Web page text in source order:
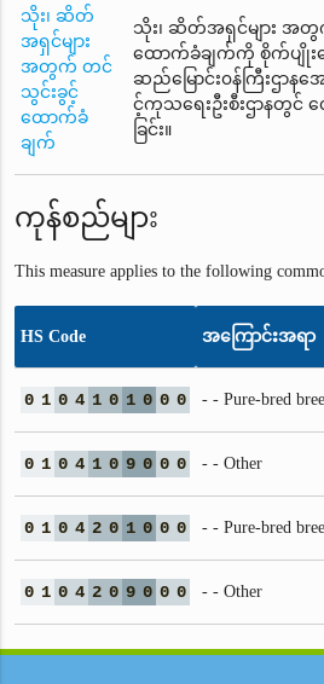
သိုး၊ ဆိတ်
အရှင်များ
အတွက် တင်
သွင်းခွင့်
ထောက်ခံ
ချက်
သိုး၊ ဆိတ်အရှင်များ အ
ထောက်ခံချက်ကို စိုက်ပျိုးရေ
ဆည်မြောင်း၀န်ကြီးဌာနအ
င့်ကုသရေးဦးစီးဌာနတွင်
ခြင်း။
ကုန်စည်များ
This measure applies to the following
HS Code အကြောင်းအရာ
0 1 0 4 1 0 1 0 0 0 - - Pure-bred
0 1 0 4 1 0 9 0 0 0 - - Other
0 1 0 4 2 0 1 0 0 0 - - Pure-bred
0 1 0 4 2 0 9 0 0 0 - - Other